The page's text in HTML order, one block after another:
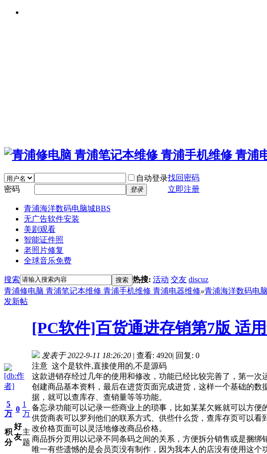
自动登录找回密码
密码
登录 立即注册
青浦海洋数码电脑城BBS
无广告软件安装
美剧观看
智能证件照
老照片修复
全球音乐免费
搜索 搜索 热搜: 活动 交友 discuz
青浦修电脑 青浦笔记本维修 青浦手机维修 青浦电器维修»青浦海洋数码电
发新帖
[db:作
者]
5
万
积
分
0
好
友
1
万
主
题
[PC软件]百货通进存销第7版 适
发表于 2022-9-11 18:26:20 | 查看: 4920| 回复: 0
注意 这个是软件,直接使用的,不是源码
这款进销存经过几年的使用和修改，功能已经比较完善了，第一
创建商品基本资料，最后在进货页面完成进货，这样一个基础的
据，就可以查库存、查销量等等功能。
备忘录功能可以记录一些商业上的琐事，比如某某欠账就可以方便
供货商表可以罗列他们的联系方式、供些什么货，查库存页可以
改价格页面可以灵活地修改商品价格。
商品拆分页用以记录不同条码之间的关系，方便拆分销售或是捆绑
唯一有些遗憾的是会员页没有制作，因为我本人的店没有使用这个